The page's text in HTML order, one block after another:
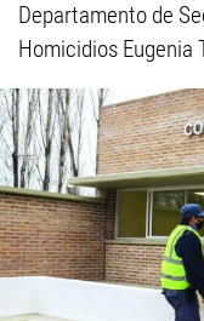
Departamento de
Homicidios Eugenia